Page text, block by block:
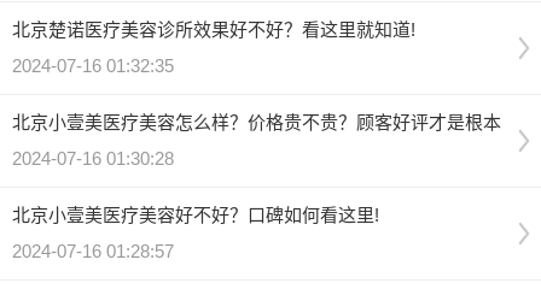
北京楚诺医疗美容诊所效果好不好？看这里就知道!
2024-07-16 01:32:35
北京小壹美医疗美容怎么样？价格贵不贵？顾客好评才是根本
2024-07-16 01:30:28
北京小壹美医疗美容好不好？口碑如何看这里!
2024-07-16 01:28:57